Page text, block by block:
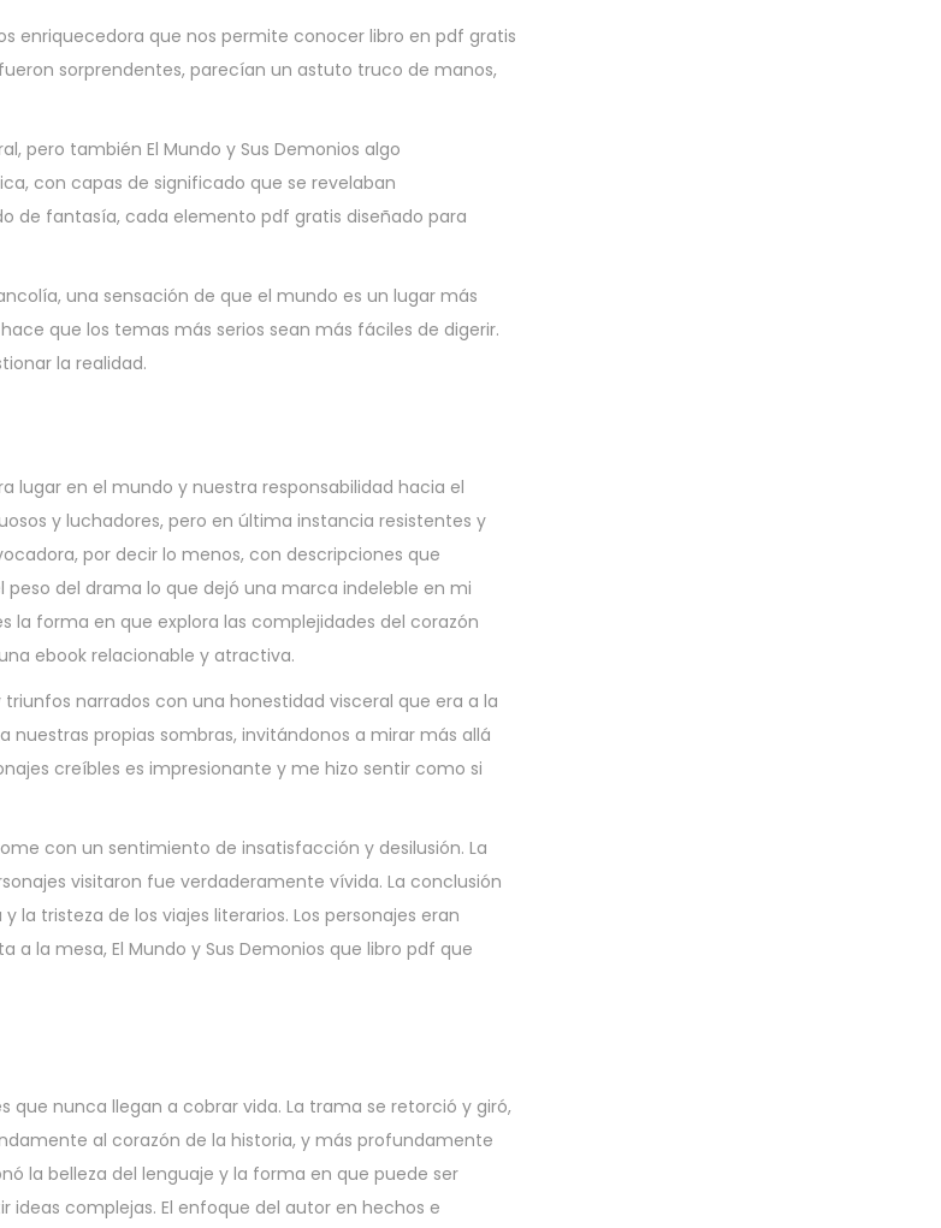
enriquecedora que nos permite conocer libro en pdf gratis
sorprendentes, parecían un astuto truco de manos,
pero también El Mundo y Sus Demonios algo
con capas de significado que se revelaban
de fantasía, cada elemento pdf gratis diseñado para
una sensación de que el mundo es un lugar más
que los temas más serios sean más fáciles de digerir.
la realidad.
lugar en el mundo y nuestra responsabilidad hacia el
y luchadores, pero en última instancia resistentes y
por decir lo menos, con descripciones que
del drama lo que dejó una marca indeleble en mi
la forma en que explora las complejidades del corazón
ebook relacionable y atractiva.
narrados con una honestidad visceral que era a la
propias sombras, invitándonos a mirar más allá
creíbles es impresionante y me hizo sentir como si
con un sentimiento de insatisfacción y desilusión. La
visitaron fue verdaderamente vívida. La conclusión
tristeza de los viajes literarios. Los personajes eran
la mesa, El Mundo y Sus Demonios que libro pdf que
nunca llegan a cobrar vida. La trama se retorció y giró,
al corazón de la historia, y más profundamente
la belleza del lenguaje y la forma en que puede ser
complejas. El enfoque del autor en hechos e